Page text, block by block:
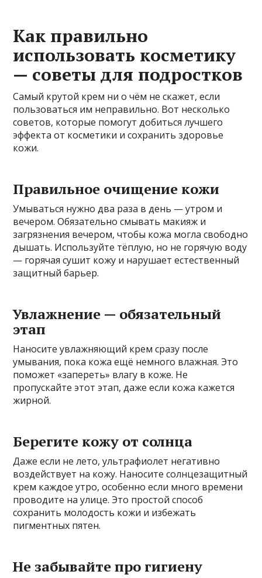
Как правильно
использовать косметику
— советы для подростков
Самый крутой крем ни о чём не скажет, если
пользоваться им неправильно. Вот несколько
советов, которые помогут добиться лучшего
эффекта от косметики и сохранить здоровье
кожи.
Правильное очищение кожи
Умываться нужно два раза в день — утром и
вечером. Обязательно смывать макияж и
загрязнения вечером, чтобы кожа могла свободно
дышать. Используйте тёплую, но не горячую воду
— горячая сушит кожу и нарушает естественный
защитный барьер.
Увлажнение — обязательный
этап
Наносите увлажняющий крем сразу после
умывания, пока кожа ещё немного влажная. Это
поможет «запереть» влагу в коже. Не
пропускайте этот этап, даже если кожа кажется
жирной.
Берегите кожу от солнца
Даже если не лето, ультрафиолет негативно
воздействует на кожу. Наносите солнцезащитный
крем каждое утро, особенно если много времени
проводите на улице. Это простой способ
сохранить молодость кожи и избежать
пигментных пятен.
Не забывайте про гигиену